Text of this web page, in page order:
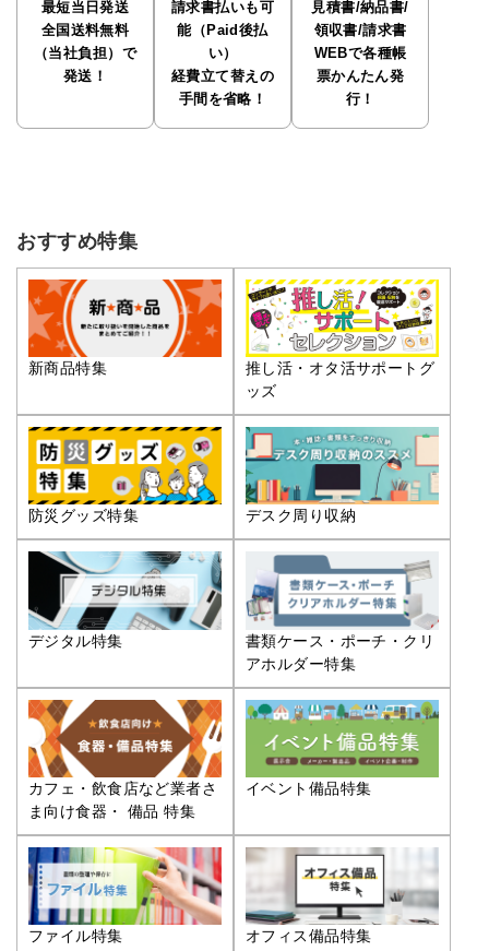
最短当日発送
全国送料無料
（当社負担）で
発送！
請求書払いも可
能（Paid後払
い）
経費立て替えの
手間を省略！
見積書/納品書/
領収書/請求書
WEBで各種帳
票かんたん発
行！
おすすめ特集
新商品特集
推し活・オタ活サポートグ
ッズ
防災グッズ特集 デスク周り収納
デジタル特集
書類ケース・ポーチ・クリ
アホルダー特集
カフェ・飲食店など業者さ
ま向け食器・ 備品 特集
イベント備品特集
ファイル特集 オフィス備品特集